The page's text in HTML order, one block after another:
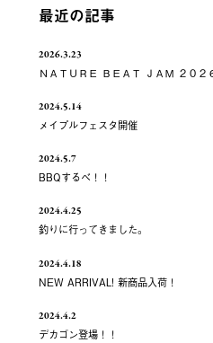
最近の記事
2026.3.23
ＮＡＴＵＲＥ ＢＥＡＴ ＪＡＭ ２０２
2024.5.14
メイプルフェスタ開催
2024.5.7
BBQするべ！！
2024.4.25
釣りに行ってきました。
2024.4.18
NEW ARRIVAL! 新商品入荷！
2024.4.2
デカゴン登場！！